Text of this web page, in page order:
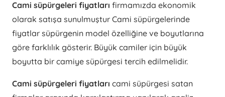
Cami süpürgeleri fiyatları firmamızda ekonomik
olarak satışa sunulmuştur Cami süpürgelerinde
fiyatlar süpürgenin model özelliğine ve boyutlarına
göre farklılık gösterir. Büyük camiler için büyük
boyutta bir camiye süpürgesi tercih edilmelidir.
Cami süpürgeleri fiyatları cami süpürgesi satan